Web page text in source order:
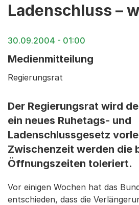
Ladenschluss –
30.09.2004 - 01:00
Medienmitteilung
Regierungsrat
Der Regierungsrat wird
ein neues Ruhetags- und
Ladenschlussgesetz
Zwischenzeit werden die
Öffnungszeiten toleriert.
Vor einigen Wochen hat das
entschieden, dass die